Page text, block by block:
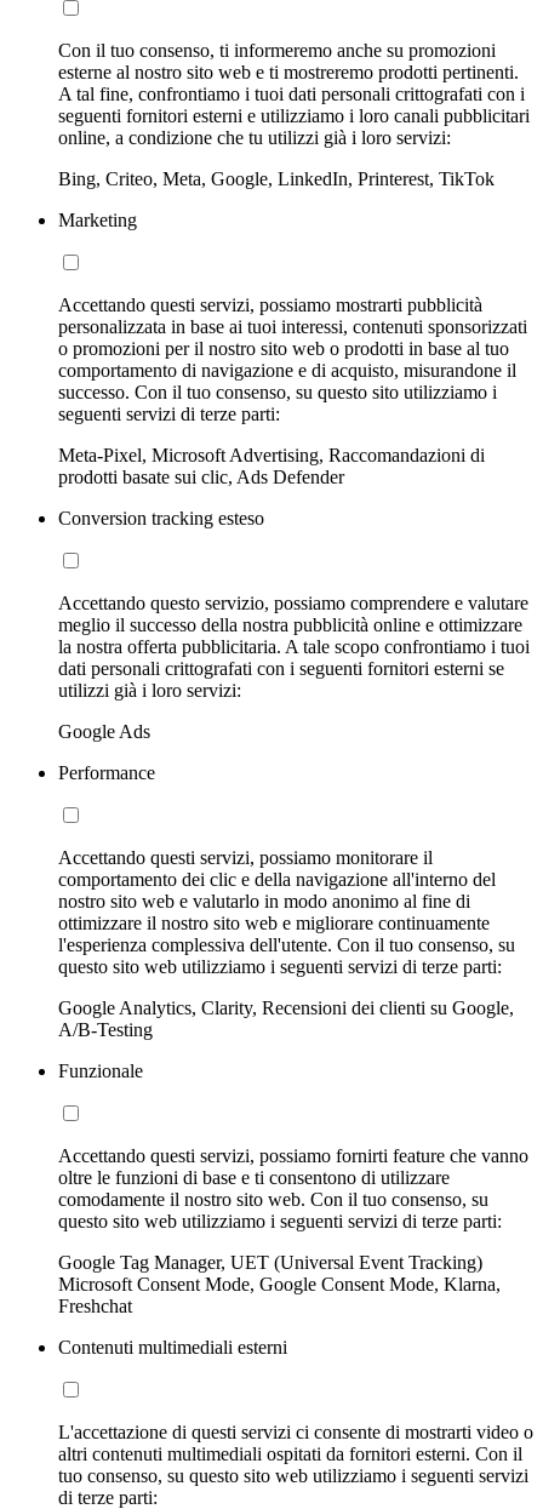
Con il tuo consenso, ti informeremo anche su promozioni
esterne al nostro sito web e ti mostreremo prodotti pertinenti.
A tal fine, confrontiamo i tuoi dati personali crittografati con i
seguenti fornitori esterni e utilizziamo i loro canali pubblicitari
online, a condizione che tu utilizzi già i loro servizi:
Bing, Criteo, Meta, Google, LinkedIn, Printerest, TikTok
Marketing
Accettando questi servizi, possiamo mostrarti pubblicità
personalizzata in base ai tuoi interessi, contenuti sponsorizzati
o promozioni per il nostro sito web o prodotti in base al tuo
comportamento di navigazione e di acquisto, misurandone il
successo. Con il tuo consenso, su questo sito utilizziamo i
seguenti servizi di terze parti:
Meta-Pixel, Microsoft Advertising, Raccomandazioni di
prodotti basate sui clic, Ads Defender
Conversion tracking esteso
Accettando questo servizio, possiamo comprendere e valutare
meglio il successo della nostra pubblicità online e ottimizzare
la nostra offerta pubblicitaria. A tale scopo confrontiamo i tuoi
dati personali crittografati con i seguenti fornitori esterni se
utilizzi già i loro servizi:
Google Ads
Performance
Accettando questi servizi, possiamo monitorare il
comportamento dei clic e della navigazione all'interno del
nostro sito web e valutarlo in modo anonimo al fine di
ottimizzare il nostro sito web e migliorare continuamente
l'esperienza complessiva dell'utente. Con il tuo consenso, su
questo sito web utilizziamo i seguenti servizi di terze parti:
Google Analytics, Clarity, Recensioni dei clienti su Google,
A/B-Testing
Funzionale
Accettando questi servizi, possiamo fornirti feature che vanno
oltre le funzioni di base e ti consentono di utilizzare
comodamente il nostro sito web. Con il tuo consenso, su
questo sito web utilizziamo i seguenti servizi di terze parti:
Google Tag Manager, UET (Universal Event Tracking)
Microsoft Consent Mode, Google Consent Mode, Klarna,
Freshchat
Contenuti multimediali esterni
L'accettazione di questi servizi ci consente di mostrarti video o
altri contenuti multimediali ospitati da fornitori esterni. Con il
tuo consenso, su questo sito web utilizziamo i seguenti servizi
di terze parti: